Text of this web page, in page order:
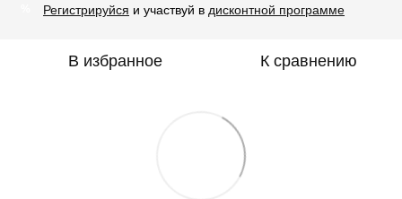
Регистрируйся и участвуй в дисконтной программе
В избранное К сравнению